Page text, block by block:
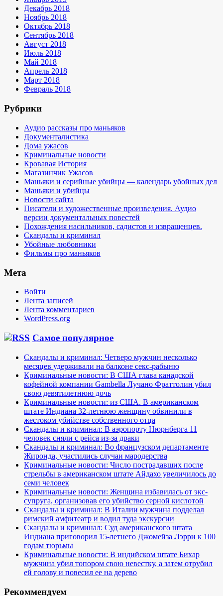
Декабрь 2018
Ноябрь 2018
Октябрь 2018
Сентябрь 2018
Август 2018
Июль 2018
Май 2018
Апрель 2018
Март 2018
Февраль 2018
Рубрики
Аудио рассказы про маньяков
Документалистика
Дома ужасов
Криминальные новости
Кровавая История
Магазинчик Ужасов
Маньяки и серийные убийцы — календарь убойных дел
Маньяки и убийцы
Новости сайта
Писатели и художественные произведения. Аудио
версии документальных повестей
Похождения насильников, садистов и извращенцев.
Скандалы и криминал
Убойные любовники
Фильмы про маньяков
Мета
Войти
Лента записей
Лента комментариев
WordPress.org
Самое популярное
Скандалы и криминал: Четверо мужчин несколько
месяцев удерживали на балконе секс-рабыню
Криминальные новости: В США глава канадской
кофейной компании Gambella Лучано Фраттолин убил
свою девятилетнюю дочь
Криминальные новости: из США. В американском
штате Индиана 32-летнюю женщину обвинили в
жестоком убийстве собственного отца
Скандалы и криминал: В аэропорту Нюрнберга 11
человек сняли с рейса из-за драки
Скандалы и криминал: Во французском департаменте
Жиронда, участились случаи мародерства
Криминальные новости: Число пострадавших после
стрельбы в американском штате Айдахо увеличилось до
семи человек
Криминальные новости: Женщина избавилась от экс-
супруга, организовав его убийство серной кислотой
Скандалы и криминал: В Италии мужчина подделал
римский амфитеатр и водил туда экскурсии
Скандалы и криминал: Суд американского штата
Индиана приговорил 15-летнего Джомейза Лэрри к 100
годам тюрьмы
Криминальные новости: В индийском штате Бихар
мужчина убил топором свою невестку, а затем отрубил
ей голову и повесил ее на дерево
Рекоммендуем